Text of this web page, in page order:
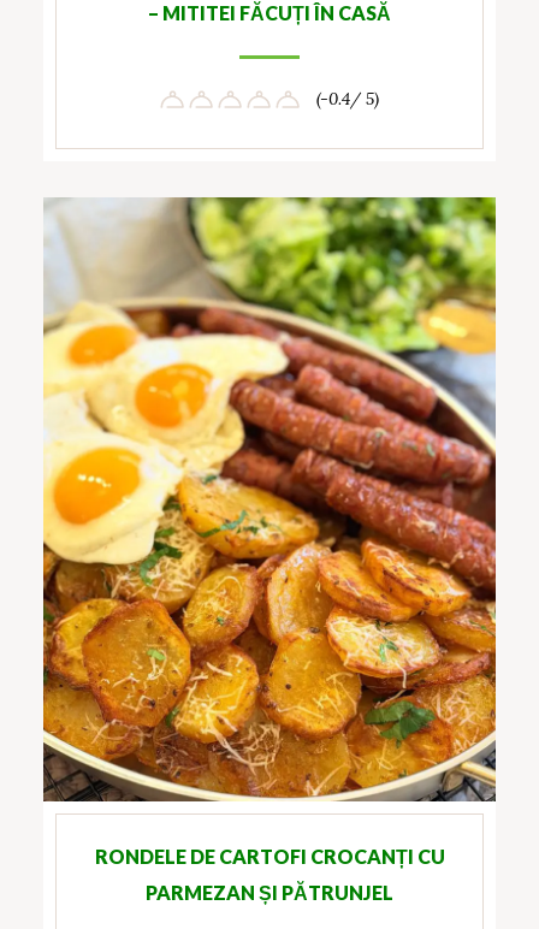
– MITITEI FĂCUȚI ÎN CASĂ
(-0.4/ 5)
RONDELE DE CARTOFI CROCANȚI CU
PARMEZAN ȘI PĂTRUNJEL